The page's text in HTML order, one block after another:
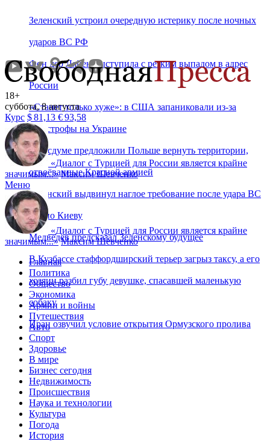
Зеленский устроил очередную истерику после ночных
ударов ВС РФ
Фон дер Ляйен выступила с резким выпадом в адрес
России
«Станет только хуже»: в США запаниковали из-за
катастрофы на Украине
В Госдуме предложили Польше вернуть территории,
отвоёванные Красной армией
Зеленский выдвинул наглое требование после удара ВС
РФ по Киеву
Медведев предсказал Зеленскому будущее
В Кузбассе стаффордширский терьер загрыз таксу, а его
хозяин разбил губу девушке, спасавшей маленькую
собаку
Иран озвучил условие открытия Ормузского пролива
18+
суббота, 8 августа
Курс $81,13 €93,58
«Диалог с Турцией для России является крайне
значимым...» Максим Шевченко
Меню
«Диалог с Турцией для России является крайне
значимым...» Максим Шевченко
Главная
Политика
Общество
Экономика
Армии и войны
Путешествия
Авто
Спорт
Здоровье
В мире
Бизнес сегодня
Недвижимость
Происшествия
Наука и технологии
Культура
Погода
История